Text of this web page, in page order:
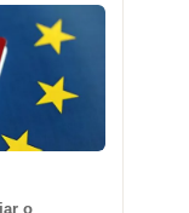
em teste sobre
na Austrália,
o